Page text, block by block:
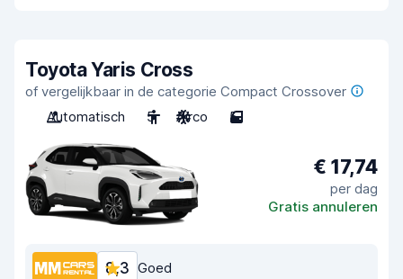
Toyota Yaris Cross
of vergelijkbaar in de categorie Compact Crossover
Automatisch
5 Airco 5
€ 17,74
per dag
Gratis annuleren
8,3 Goed